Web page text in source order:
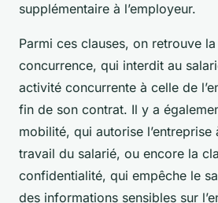
supplémentaire à l’employeur.
Parmi ces clauses, on retrouve
concurrence, qui interdit au
activité concurrente à celle de
fin de son contrat. Il y a
mobilité, qui autorise
travail du salarié, ou encore la
confidentialité, qui empêche le
des informations sensibles sur